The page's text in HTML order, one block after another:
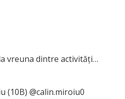
vreuna dintre activități…
(10B) @calin.miroiu0